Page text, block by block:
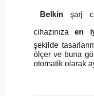
Belkin şarj
cihazınızaen
şekilde
ölçer ve buna
otomatik olarak